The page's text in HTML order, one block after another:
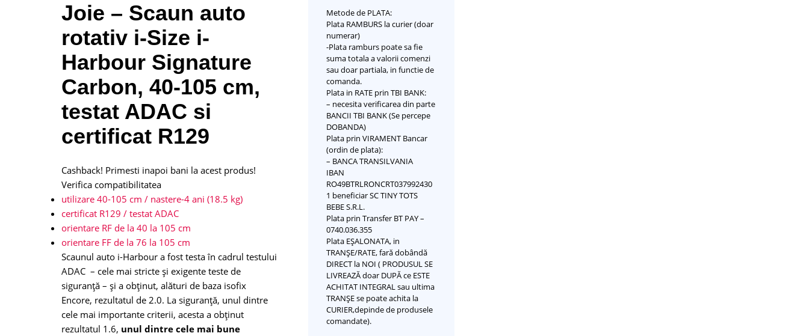
Joie – Scaun auto
rotativ i-Size i-
Harbour Signature
Carbon, 40-105 cm,
testat ADAC si
certificat R129
Cashback! Primesti inapoi bani la acest produs!
Verifica compatibilitatea
utilizare 40-105 cm / nastere-4 ani (18.5 kg)
certificat R129 / testat ADAC
orientare RF de la 40 la 105 cm
orientare FF de la 76 la 105 cm
Scaunul auto i-Harbour a fost testa în cadrul testului
ADAC – cele mai stricte și exigente teste de
siguranță – și a obținut, alături de baza isofix
Encore, rezultatul de 2.0. La siguranță, unul dintre
cele mai importante criterii, acesta a obținut
rezultatul 1.6, unul dintre cele mai bune
Metode de PLATA:
Plata RAMBURS la curier (doar
numerar)
-Plata ramburs poate sa fie
suma totala a valorii comenzi
sau doar partiala, in functie de
comanda.
Plata in RATE prin TBI BANK:
– necesita verificarea din parte
BANCII TBI BANK (Se percepe
DOBANDA)
Plata prin VIRAMENT Bancar
(ordin de plata):
– BANCA TRANSILVANIA
IBAN
RO49BTRLRONCRT037992430
1 beneficiar SC TINY TOTS
BEBE S.R.L.
Plata prin Transfer BT PAY –
0740.036.355
Plata EȘALONATA, in
TRANȘE/RATE, fară dobândă
DIRECT la NOI ( PRODUSUL SE
LIVREAZĂ doar DUPĂ ce ESTE
ACHITAT INTEGRAL sau ultima
TRANȘE se poate achita la
CURIER,depinde de produsele
comandate).